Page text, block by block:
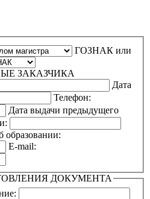
ГОЗНАК или
ЗАКАЗЧИКА
Дата
Телефон:
Дата выдачи предыдущего
E-mail:
ДОКУМЕНТА